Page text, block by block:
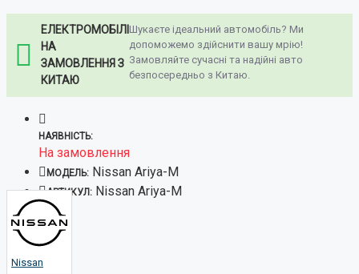
ЕЛЕКТРОМОБІЛІ
НА
ЗАМОВЛЕННЯ З
КИТАЮ
Шукаєте ідеальний автомобіль? Ми
допоможемо здійснити вашу мрію!
Замовляйте сучасні та надійні авто
безпосередньо з Китаю.
НАЯВНІСТЬ:
На замовлення
МОДЕЛЬ: Nissan Ariya-M
АРТИКУЛ: Nissan Ariya-M
Nissan